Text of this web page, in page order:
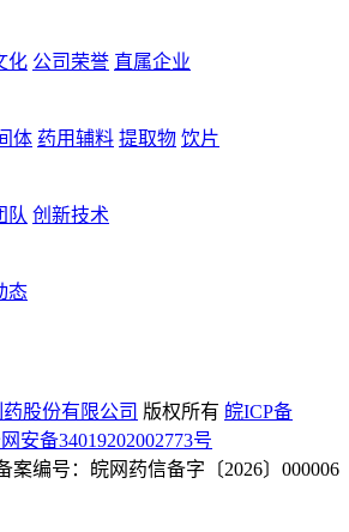
化 公司荣誉 直属企业
体 药用辅料 提取物 饮片
队 创新技术
态
股份有限公司 版权所有 皖ICP备
安备34019202002773号
案编号：皖网药信备字〔2026〕000006